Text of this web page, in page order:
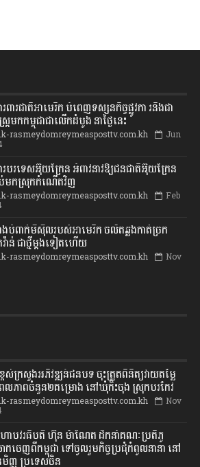
ារពារជាតិអាមេរិក បំពេញទស្សនកិច្ចផ្លូវកា រនិងជា
រ្តមកកម្ពុជាជាលើកដំបូង នាថ្ងៃនេះ
rasmeydomreymeasposttv.com.kh Jun
ការបរទេសអ៊ុយក្រែន អំពាវនាវឱ្យជនជាតិអ៊ុយក្រែន
មកស្រុកកំណើតវិញ
rasmeydomreymeasposttv.com.kh Feb
ាំងបំពាក់មីស៊ីលរបស់អាមេរិក ចល័តឆ្លងកាត់ច្រក
ាន់ ជាថ្មីម្តងទៀតហើយ
rasmeydomreymeasposttv.com.kh Nov
ខ្ពស់ក្រសួងអភិវឌ្ឍន៍ជនបទ ចុះត្រួតពិនិត្យវាយតម្លៃ
លភាពចំនួន២គម្រោង នៅឃុំកិះចុង ស្រុកបរកែវ
rasmeydomreymeasposttv.com.kh Nov
ាបវរធិបតី ហ៊ុន ម៉ាណែត ដឹកនាំគណៈប្រតិភូ
កចេញពីកម្ពុជា ទៅចូលរួមកិច្ចប្រជុំកំពូលនានា នៅ
មិញ ប្រទេសចិន